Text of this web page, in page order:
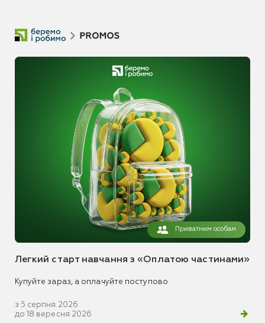
Приватним особам
Легкий старт навчання з «Оплатою частинами»
Купуйте зараз, а оплачуйте поступово
з 5 серпня 2026
до 18 вересня 2026